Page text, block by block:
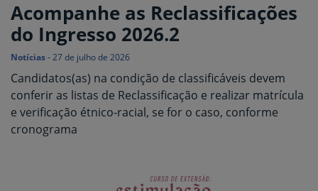
Acompanhe as Reclassificações
do Ingresso 2026.2
Notícias-27 de julho de 2026
Candidatos(as) na condição de classificáveis devem
conferir as listas de Reclassificação e realizar matrícula
e verificação étnico-racial, se for o caso, conforme
cronograma